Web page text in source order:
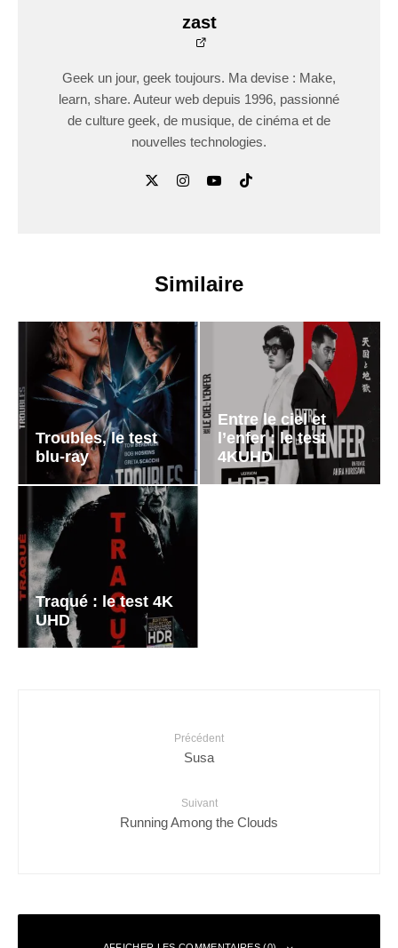
zast
Geek un jour, geek toujours. Ma devise : Make,
learn, share. Auteur web depuis 1996, passionné
de culture geek, de musique, de cinéma et de
nouvelles technologies.
Similaire
Troubles, le test
blu-ray
Entre le ciel et
l’enfer : le test
4KUHD
Traqué : le test 4K
UHD
Précédent
Susa
Suivant
Running Among the Clouds